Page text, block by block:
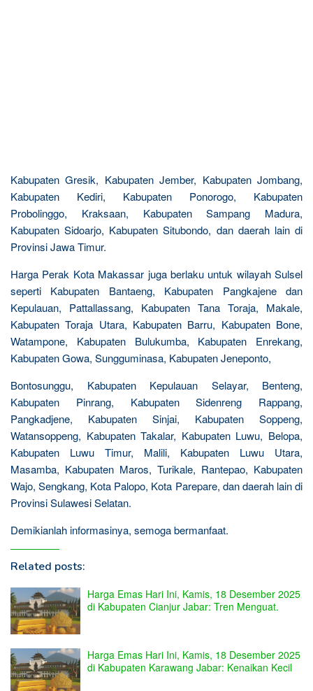
Kabupaten Gresik, Kabupaten Jember, Kabupaten Jombang,
Kabupaten Kediri, Kabupaten Ponorogo, Kabupaten
Probolinggo, Kraksaan, Kabupaten Sampang Madura,
Kabupaten Sidoarjo, Kabupaten Situbondo, dan daerah lain di
Provinsi Jawa Timur.
Harga Perak Kota Makassar juga berlaku untuk wilayah Sulsel
seperti Kabupaten Bantaeng, Kabupaten Pangkajene dan
Kepulauan, Pattallassang, Kabupaten Tana Toraja, Makale,
Kabupaten Toraja Utara, Kabupaten Barru, Kabupaten Bone,
Watampone, Kabupaten Bulukumba, Kabupaten Enrekang,
Kabupaten Gowa, Sungguminasa, Kabupaten Jeneponto,
Bontosunggu, Kabupaten Kepulauan Selayar, Benteng,
Kabupaten Pinrang, Kabupaten Sidenreng Rappang,
Pangkadjene, Kabupaten Sinjai, Kabupaten Soppeng,
Watansoppeng, Kabupaten Takalar, Kabupaten Luwu, Belopa,
Kabupaten Luwu Timur, Malili, Kabupaten Luwu Utara,
Masamba, Kabupaten Maros, Turikale, Rantepao, Kabupaten
Wajo, Sengkang, Kota Palopo, Kota Parepare, dan daerah lain di
Provinsi Sulawesi Selatan.
Demikianlah informasinya, semoga bermanfaat.
Related posts:
Harga Emas Hari Ini, Kamis, 18 Desember 2025
di Kabupaten Cianjur Jabar: Tren Menguat.
Harga Emas Hari Ini, Kamis, 18 Desember 2025
di Kabupaten Karawang Jabar: Kenaikan Kecil